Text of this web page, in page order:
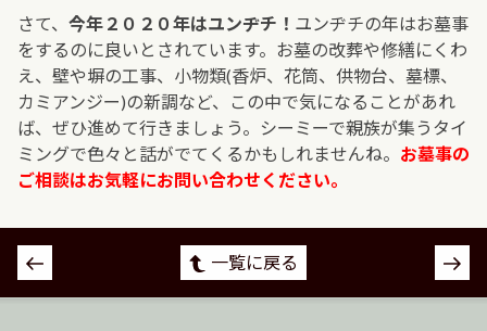
さて、 今年２０２０年はユンヂチ！ ユンヂチの年はお墓事
をするのに良いとされています。お墓の改葬や修繕にくわ
え、壁や塀の工事、小物類(香炉、花筒、供物台、墓標、
カミアンジー)の新調など、この中で気になることがあれ
ば、ぜひ進めて行きましょう。シーミーで親族が集うタイ
ミングで色々と話がでてくるかもしれませんね。 お墓事の
ご相談はお気軽にお問い合わせください。
投
稿
一覧に戻る